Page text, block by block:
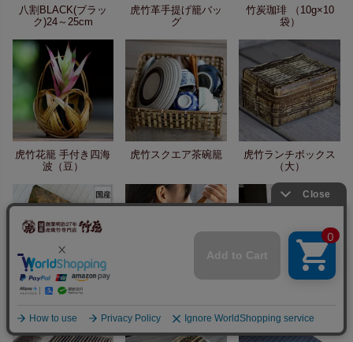
八割BLACK(ブラッ
ク)24～25cm
虎竹革手提げ籠バッ
グ
竹炭珈琲 （10g×10
袋）
虎竹花籠 手付き四海
波（豆）
虎竹スクエア茶碗籠
虎竹ランチボックス
（大）